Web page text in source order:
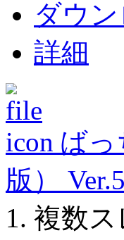
ダウ
詳細
ばっ
版）
1. 複数